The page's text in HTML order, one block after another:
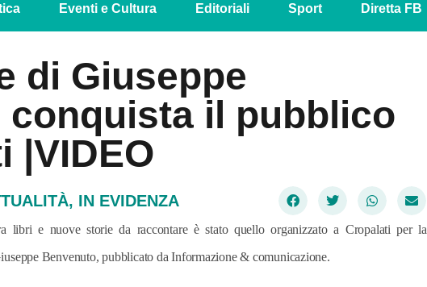
Eventi e Cultura Editoriali Sport Diretta FB
di Giuseppe
conquista il pubblico
|VIDEO
, IN EVIDENZA
libri e nuove storie da raccontare è stato quello organizzato a Cropalati per la
Benvenuto, pubblicato da Informazione & comunicazione.